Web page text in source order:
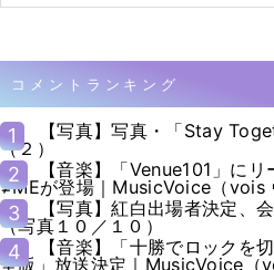
コメントランキング
1
【写真】写真・「Stay
（２）
2
【音楽】「Venue101」に
≠MEが登場｜MusicVoice（vois
3
【写真】紅白出場者決定、
（写真１０／１０）
4
【音楽】「十勝でロックを
全版」放送決定｜MusicVoice（